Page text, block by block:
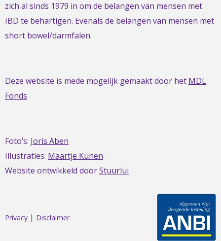
zich al sinds 1979 in om de belangen van mensen met
IBD te behartigen. Evenals de belangen van mensen met
short bowel/darmfalen.
Deze website is mede mogelijk gemaakt door het MDL
Fonds
Foto’s: Joris Aben
Illustraties: Maartje Kunen
Website ontwikkeld doorStuurlui
Privacy | Disclaimer